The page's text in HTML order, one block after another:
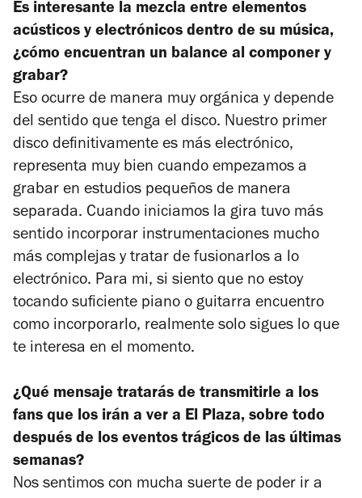
Es interesante la mezcla entre elementos
acústicos y electrónicos dentro de su música,
¿cómo encuentran un balance al componer y
grabar?
Eso ocurre de manera muy orgánica y depende
del sentido que tenga el disco. Nuestro primer
disco definitivamente es más electrónico,
representa muy bien cuando empezamos a
grabar en estudios pequeños de manera
separada. Cuando iniciamos la gira tuvo más
sentido incorporar instrumentaciones mucho
más complejas y tratar de fusionarlos a lo
electrónico. Para mi, si siento que no estoy
tocando suficiente piano o guitarra encuentro
como incorporarlo, realmente solo sigues lo que
te interesa en el momento.
¿Qué mensaje tratarás de transmitirle a los
fans que los irán a ver a El Plaza, sobre todo
después de los eventos trágicos de las últimas
semanas?
Nos sentimos con mucha suerte de poder ir a